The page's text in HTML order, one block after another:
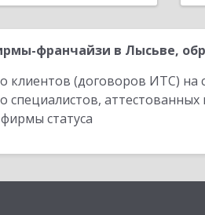
франчайзи в Лысьве,
клиентов (договоров ИТС)
специалистов,
статуса